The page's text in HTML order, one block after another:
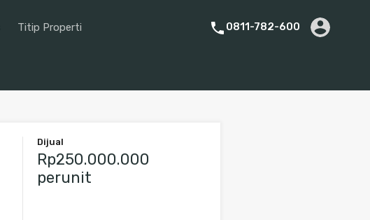
Carrier About Us Titip Properti
Titip Properti 0811-782-600
Dijual
Rp250.000.000
perunit